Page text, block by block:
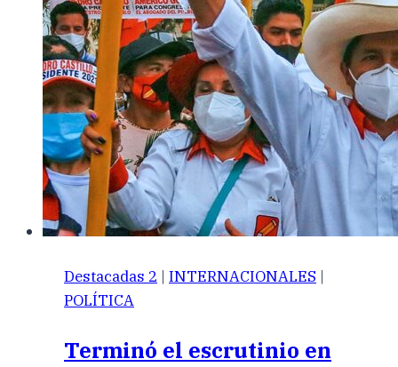
Destacadas 2 | INTERNACIONALES |
POLÍTICA
Terminó el escrutinio en